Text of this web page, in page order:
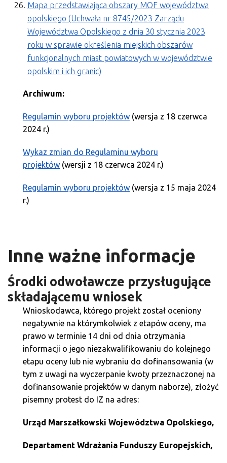
Mapa przedstawiająca obszary MOF województwa
opolskiego (Uchwała nr 8745/2023 Zarządu
Województwa Opolskiego z dnia 30 stycznia 2023
roku w sprawie określenia miejskich obszarów
funkcjonalnych miast powiatowych w województwie
opolskim i ich granic)
Archiwum:
Regulamin wyboru projektów (wersja z 18 czerwca
2024 r.)
Wykaz zmian do Regulaminu wyboru
projektów (wersji z 18 czerwca 2024 r.)
Regulamin wyboru projektów (wersja z 15 maja 2024
r.)
Inne ważne informacje
Środki odwoławcze przysługujące
składającemu wniosek
Wnioskodawca, którego projekt został oceniony
negatywnie na którymkolwiek z etapów oceny, ma
prawo w terminie 14 dni od dnia otrzymania
informacji o jego niezakwalifikowaniu do kolejnego
etapu oceny lub nie wybraniu do dofinansowania (w
tym z uwagi na wyczerpanie kwoty przeznaczonej na
dofinansowanie projektów w danym naborze), złożyć
pisemny protest do IZ na adres:
Urząd Marszałkowski Województwa Opolskiego,
Departament Wdrażania Funduszy Europejskich,